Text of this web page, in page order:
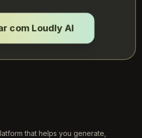
com Loudly AI
that helps you generate,